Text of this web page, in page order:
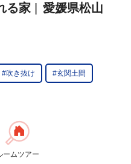
る家
愛媛県松山
#吹き抜け #玄関土間
ームツアー